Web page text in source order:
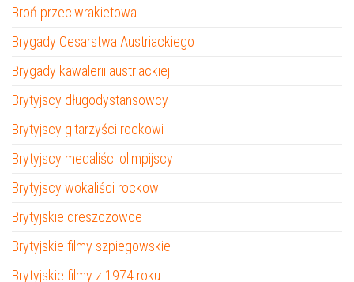
Broń przeciwrakietowa
Brygady Cesarstwa Austriackiego
Brygady kawalerii austriackiej
Brytyjscy długodystansowcy
Brytyjscy gitarzyści rockowi
Brytyjscy medaliści olimpijscy
Brytyjscy wokaliści rockowi
Brytyjskie dreszczowce
Brytyjskie filmy szpiegowskie
Brytyjskie filmy z 1974 roku